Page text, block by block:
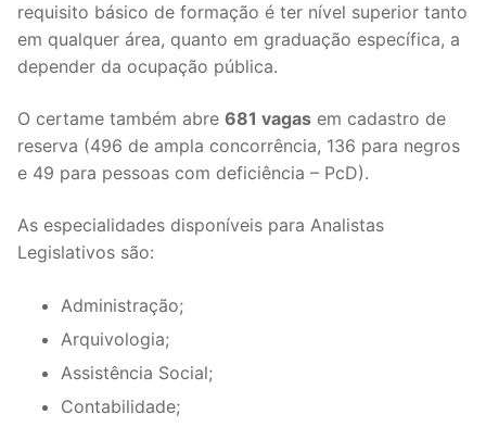
requisito básico de formação é ter nível superior tanto
em qualquer área, quanto em graduação específica, a
depender da ocupação pública.
O certame também abre 681 vagas em cadastro de
reserva (496 de ampla concorrência, 136 para negros
e 49 para pessoas com deficiência – PcD).
As especialidades disponíveis para Analistas
Legislativos são:
Administração;
Arquivologia;
Assistência Social;
Contabilidade;